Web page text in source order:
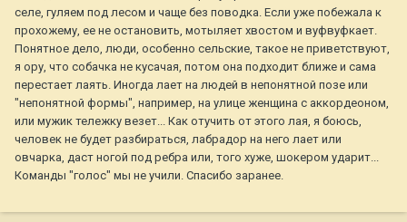
селе, гуляем под лесом и чаще без поводка. Если уже побежала к
прохожему, ее не остановить, мотыляет хвостом и вуфвуфкает.
Понятное дело, люди, особенно сельские, такое не приветствуют,
я ору, что собачка не кусачая, потом она подходит ближе и сама
перестает лаять. Иногда лает на людей в непонятной позе или
"непонятной формы", например, на улице женщина с аккордеоном,
или мужик тележку везет... Как отучить от этого лая, я боюсь,
человек не будет разбираться, лабрадор на него лает или
овчарка, даст ногой под ребра или, того хуже, шокером ударит...
Команды "голос" мы не учили. Спасибо заранее.